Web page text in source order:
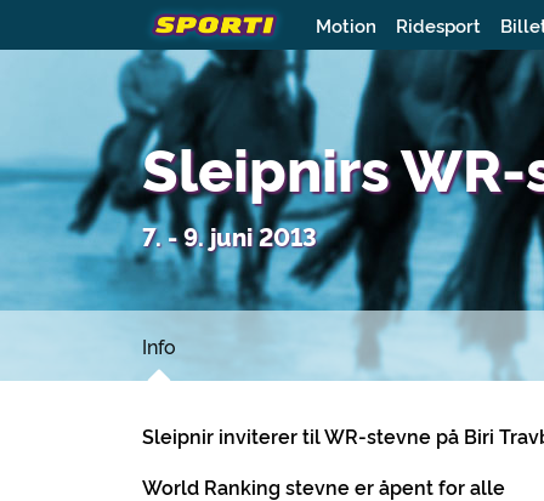
Motion Ridesport
Sleipnirs
7. - 9. juni 2013
Info
Sleipnir inviterer til WR-stevne på Biri
World Ranking stevne er åpent for alle